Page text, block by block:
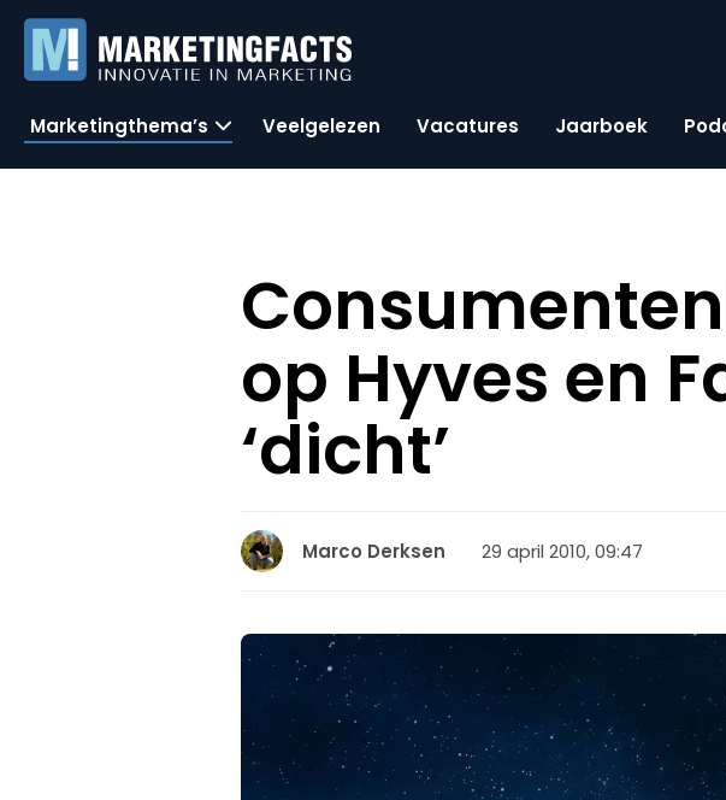
Marketingthema’s Veelgelezen Vacatures Jaarboek
op Hyves en
‘dicht’
Marco Derksen 29 april 2010, 09:47